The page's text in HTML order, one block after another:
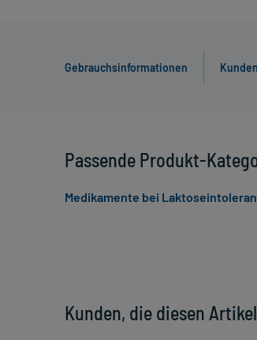
Gebrauchsinformationen
Kunden, die diesen
Passende Produkt-
Medikamente bei